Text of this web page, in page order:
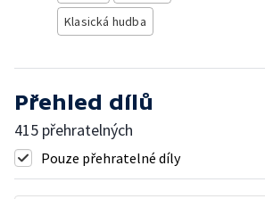
Klasická hudba
Přehled dílů
415 přehratelných
Pouze přehratelné díly